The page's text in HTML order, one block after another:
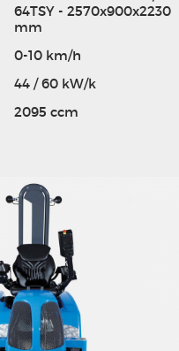
64TSY - 2570x900x2230
mm
0-10 km/h
44 / 60 kW/k
2095 ccm